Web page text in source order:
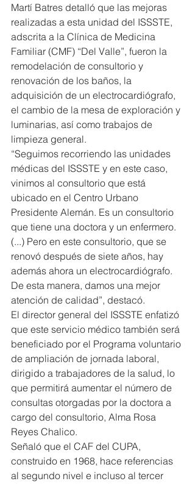
Martí Batres detalló que las mejoras
realizadas a esta unidad del ISSSTE,
adscrita a la Clínica de Medicina
Familiar (CMF) “Del Valle”, fueron la
remodelación de consultorio y
renovación de los baños, la
adquisición de un electrocardiógrafo,
el cambio de la mesa de exploración y
luminarias, así como trabajos de
limpieza general.
“Seguimos recorriendo las unidades
médicas del ISSSTE y en este caso,
vinimos al consultorio que está
ubicado en el Centro Urbano
Presidente Alemán. Es un consultorio
que tiene una doctora y un enfermero.
(...) Pero en este consultorio, que se
renovó después de siete años, hay
además ahora un electrocardiógrafo.
De esta manera, damos una mejor
atención de calidad”, destacó.
El director general del ISSSTE enfatizó
que este servicio médico también será
beneficiado por el Programa voluntario
de ampliación de jornada laboral,
dirigido a trabajadores de la salud, lo
que permitirá aumentar el número de
consultas otorgadas por la doctora a
cargo del consultorio, Alma Rosa
Reyes Chalico.
Señaló que el CAF del CUPA,
construido en 1968, hace referencias
al segundo nivel e incluso al tercer